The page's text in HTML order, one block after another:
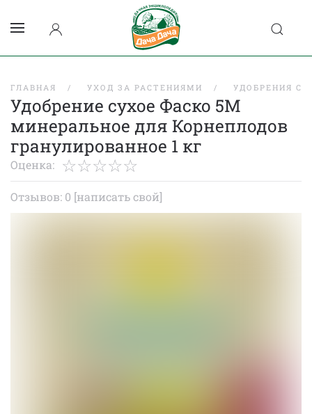
ГЛАВНАЯ УХОД ЗА РАСТЕНИЯМИ УДОБРЕНИЯ
Удобрение сухое Фаско 5М
минеральное для Корнеплодов
гранулированное 1 кг
Оценка:
Отзывов: 0 [написать свой]